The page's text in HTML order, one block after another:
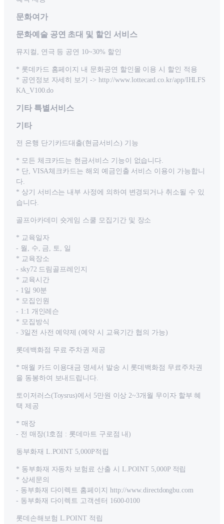
문화여가
문화예술 공연 초대 및 할인 서비스
뮤지컬, 연극 등 공연 10~30% 할인
* 롯데카드 홈페이지 내 문화공연 할인몰 이용 시 할인 적용
* 공연정보 자세히 보기 -> http://www.lottecard.co.kr/app/IHLFS
KA_V100.do
기타 특별서비스
기타
전 은행 단기카드대출(현금서비스) 기능
* 모든 체크카드는 현금서비스 기능이 없습니다.
* 단, VISA체크카드는 해외 예금인출 서비스 이용이 가능합니
다.
* 상기 서비스는 내부 사정에 의하여 변경되거나 취소될 수 있
습니다.
골프아카데미 숏게임 스쿨 모집기간 및 장소
* 교육일자
- 월, 수, 금, 토, 일
* 교육장소
- sky72 드림골프레인지
* 교육시간
- 1일 90분
* 모집인원
- 1:1 개인레슨
* 모집방식
- 3일전 사전 예약제 (예약 시 교육기간 협의 가능)
롯데백화점 무료 주차권 제공
* 매월 카드 이용대금 명세서 발송 시 롯데백화점 무료주차권
을 동봉하여 보내드립니다.
토이저러스(Toysrus)에서 5만원 이상 2~3개월 무이자 할부 혜
택 제공
* 매장
- 전 매장(1호점 : 롯데마트 구로점 내)
동부화재 L.POINT 5,000P적립
* 동부화재 자동차 보험료 산출 시 L.POINT 5,000P 적립
* 상세문의
- 동부화재 다이렉트 홈페이지 http://www.directdongbu.com
- 동부화재 다이렉트 고객센터 1600-0100
롯데손해보험 L.POINT 적립